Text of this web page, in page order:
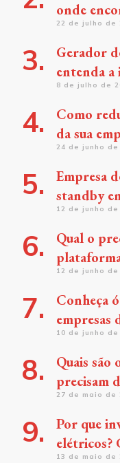
onde
22 de julho de
Gerador
entenda
8 de julho de
Como
da sua
24 de junho de
Empresa
standby
12 de junho de
Qual o
12 de junho de
Conheça
empresas
10 de junho de
Quais são
precisam
27 de maio de
Por que
elétricos?
13 de maio de